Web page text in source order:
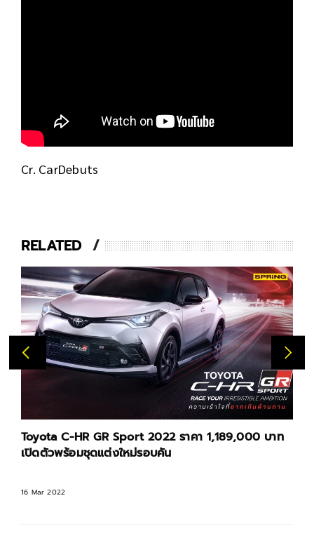
Cr. CarDebuts
RELATED
Toyota C-HR GR Sport 2022 ราคา 1,189,000 บาท
เปิดตัวพร้อมชุดแต่งใหม่รอบคัน
16 Mar 2022